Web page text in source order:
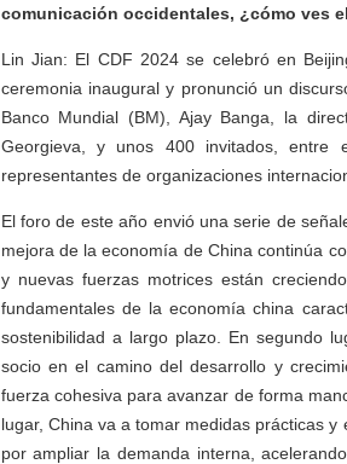
comunicación occidentales, ¿cómo ves
Lin Jian: El CDF 2024 se celebró en
ceremonia inaugural y pronunció un
Banco Mundial (BM), Ajay Banga, la
Georgieva, y unos 400 invitados, entre
representantes de organizaciones
El foro de este año envió una serie de
mejora de la economía de China continúa
y nuevas fuerzas motrices están
fundamentales de la economía china
sostenibilidad a largo plazo. En segundo
socio en el camino del desarrollo y
fuerza cohesiva para avanzar de forma
lugar, China va a tomar medidas prácticas
por ampliar la demanda interna,